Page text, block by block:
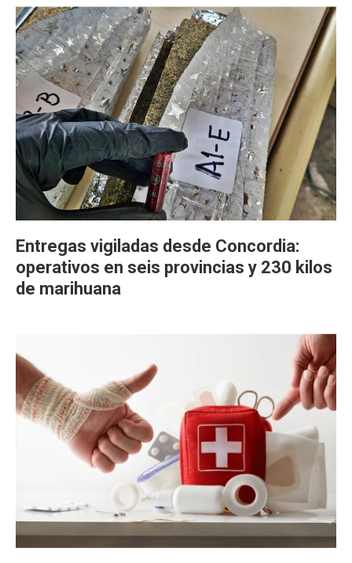
Entregas vigiladas desde Concordia:
operativos en seis provincias y 230 kilos
de marihuana